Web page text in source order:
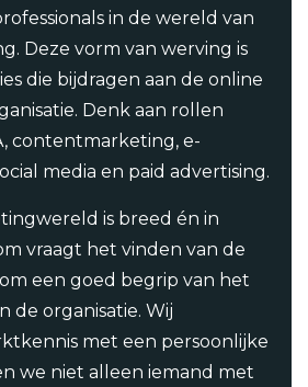
in de wereld van
Deze vorm van werving is
die bijdragen aan de online
Denk aan rollen
contentmarketing, e-
media en paid advertising.
is breed én in
vraagt het vinden van de
een goed begrip van het
de organisatie. Wij
met een persoonlijke
we niet alleen iemand met